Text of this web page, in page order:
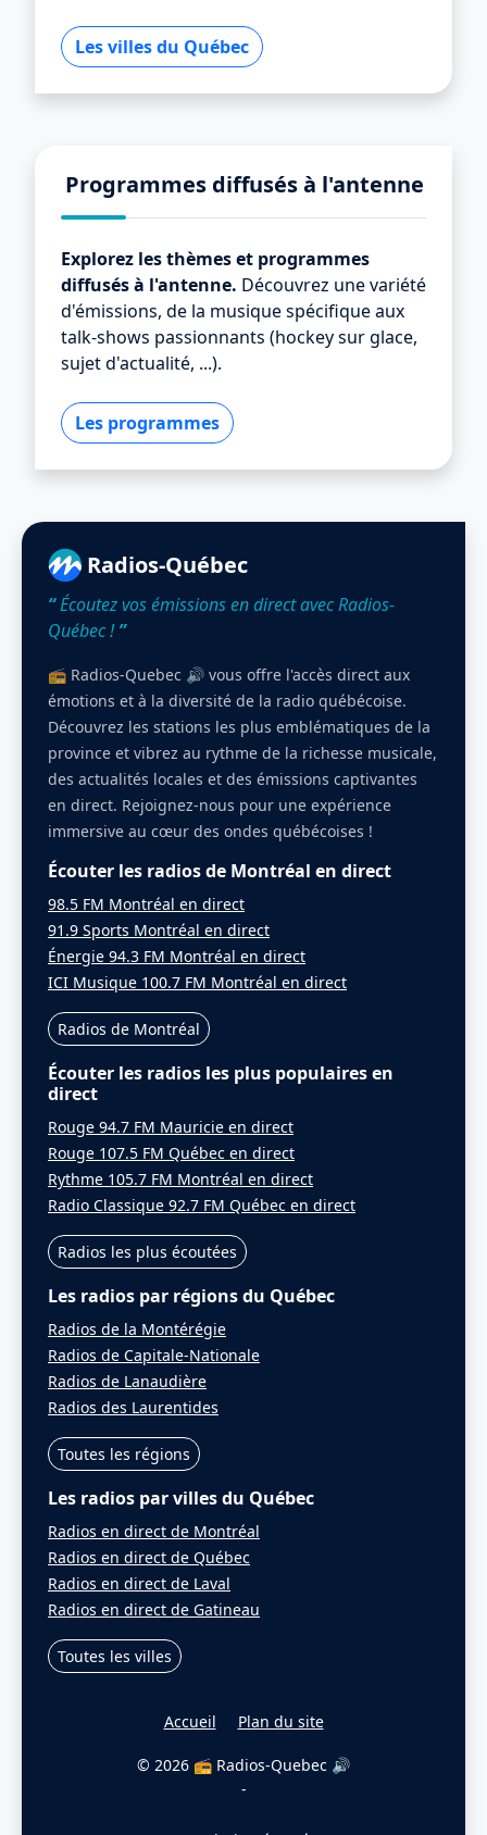
Les villes du Québec
Programmes diffusés à l'antenne
Explorez les thèmes et programmes
diffusés à l'antenne. Découvrez une variété
d'émissions, de la musique spécifique aux
talk-shows passionnants (hockey sur glace,
sujet d'actualité, ...).
Les programmes
Radios-Québec
“Écoutez vos émissions en direct avec Radios-
Québec !”
📻 Radios-Quebec 🔊 vous offre l'accès direct aux
émotions et à la diversité de la radio québécoise.
Découvrez les stations les plus emblématiques de la
province et vibrez au rythme de la richesse musicale,
des actualités locales et des émissions captivantes
en direct. Rejoignez-nous pour une expérience
immersive au cœur des ondes québécoises !
Écouter les radios de Montréal en direct
98.5 FM Montréal en direct
91.9 Sports Montréal en direct
Énergie 94.3 FM Montréal en direct
ICI Musique 100.7 FM Montréal en direct
Radios de Montréal
Écouter les radios les plus populaires en
direct
Rouge 94.7 FM Mauricie en direct
Rouge 107.5 FM Québec en direct
Rythme 105.7 FM Montréal en direct
Radio Classique 92.7 FM Québec en direct
Radios les plus écoutées
Les radios par régions du Québec
Radios de la Montérégie
Radios de Capitale-Nationale
Radios de Lanaudière
Radios des Laurentides
Toutes les régions
Les radios par villes du Québec
Radios en direct de Montréal
Radios en direct de Québec
Radios en direct de Laval
Radios en direct de Gatineau
Toutes les villes
Accueil Plan du site
© 2026 📻 Radios-Quebec 🔊
-